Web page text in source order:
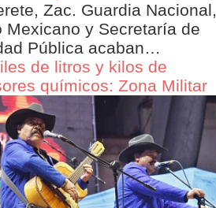
Zac. Guardia Nacional,
Mexicano y Secretaría de
Pública acaban…
de litros y kilos de
químicos: Zona Militar